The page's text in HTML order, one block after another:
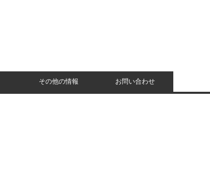
その他の情報 お問い合わせ